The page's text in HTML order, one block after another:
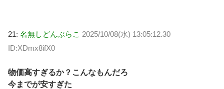
21: 名無しどんぶらこ 2025/10/08(水) 13:05:12.30
ID:XDmx8ifX0
物価高すぎるか？こんなもんだろ
今までが安すぎた